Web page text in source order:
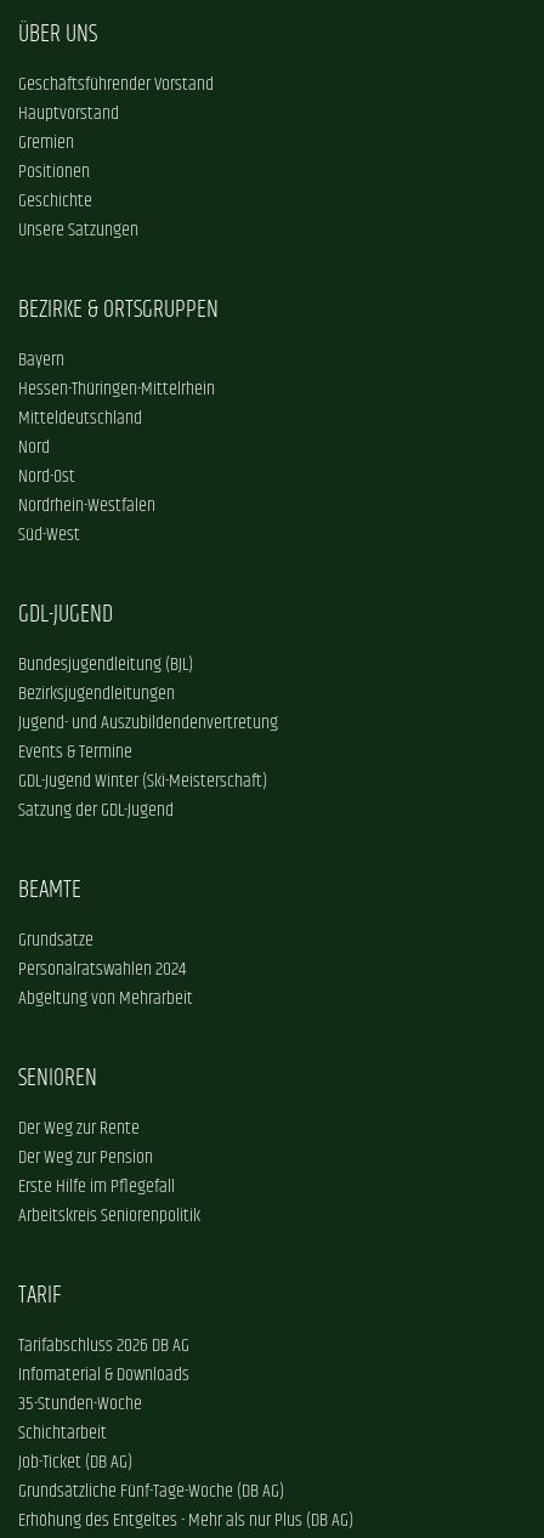
ÜBER UNS
Geschäftsführender Vorstand
Hauptvorstand
Gremien
Positionen
Geschichte
Unsere Satzungen
BEZIRKE & ORTSGRUPPEN
Bayern
Hessen-Thüringen-Mittelrhein
Mitteldeutschland
Nord
Nord-Ost
Nordrhein-Westfalen
Süd-West
GDL-JUGEND
Bundesjugendleitung (BJL)
Bezirksjugendleitungen
Jugend- und Auszubildendenvertretung
Events & Termine
GDL-Jugend Winter (Ski-Meisterschaft)
Satzung der GDL-Jugend
BEAMTE
Grundsätze
Personalratswahlen 2024
Abgeltung von Mehrarbeit
SENIOREN
Der Weg zur Rente
Der Weg zur Pension
Erste Hilfe im Pflegefall
Arbeitskreis Seniorenpolitik
TARIF
Tarifabschluss 2026 DB AG
Infomaterial & Downloads
35-Stunden-Woche
Schichtarbeit
Job-Ticket (DB AG)
Grundsätzliche Fünf-Tage-Woche (DB AG)
Erhöhung des Entgeltes - Mehr als nur Plus (DB AG)